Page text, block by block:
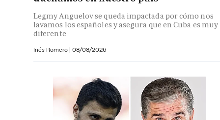
Legmy Anguelov se queda impactada por cómo nos
lavamos los españoles y asegura que en Cuba es muy
diferente
Inés Romero | 08/08/2026